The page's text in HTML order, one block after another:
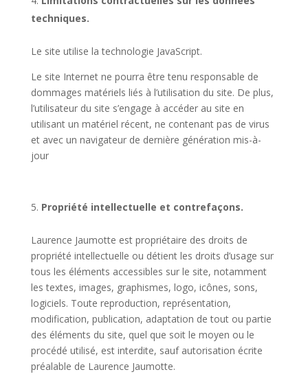
techniques.
Le site utilise la technologie JavaScript.
Le site Internet ne pourra être tenu responsable de
dommages matériels liés à l’utilisation du site. De plus,
l’utilisateur du site s’engage à accéder au site en
utilisant un matériel récent, ne contenant pas de virus
et avec un navigateur de dernière génération mis-à-
jour
Propriété intellectuelle et contrefaçons.
Laurence Jaumotte est propriétaire des droits de
propriété intellectuelle ou détient les droits d’usage sur
tous les éléments accessibles sur le site, notamment
les textes, images, graphismes, logo, icônes, sons,
logiciels. Toute reproduction, représentation,
modification, publication, adaptation de tout ou partie
des éléments du site, quel que soit le moyen ou le
procédé utilisé, est interdite, sauf autorisation écrite
préalable de Laurence Jaumotte.